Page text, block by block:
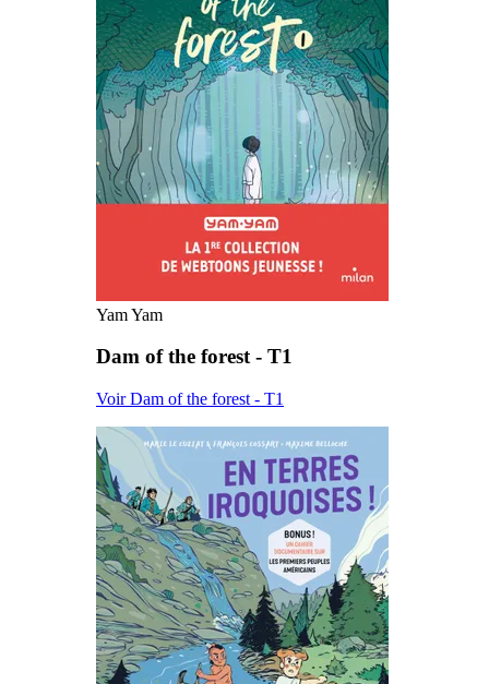
Yam Yam
Dam of the forest - T1
Voir Dam of the forest - T1